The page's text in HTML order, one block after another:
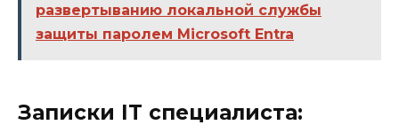
развертыванию локальной службы
защиты паролем Microsoft Entra
Записки IT специалиста: